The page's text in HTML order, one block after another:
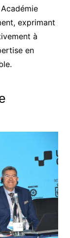
exprimant
à
en